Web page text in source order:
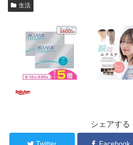
生活
シェアする